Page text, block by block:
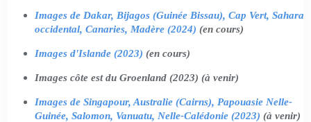
Images de Dakar, Bijagos (Guinée Bissau), Cap Vert, Sahara
occidental, Canaries, Madère (2024) (en cours)
Images d'Islande (2023) (en cours)
Images côte est du Groenland (2023) (à venir)
Images de Singapour, Australie (Cairns), Papouasie Nelle-
Guinée, Salomon, Vanuatu, Nelle-Calédonie (2023) (à venir)